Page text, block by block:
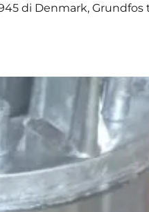
di Denmark,